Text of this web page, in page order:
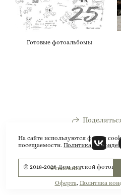
Готовые фотоальбомы
© 2018-2026 Дом детской
Оферта, Политика
На сайте используются файлы
посещаемости. Политика
Отклонить